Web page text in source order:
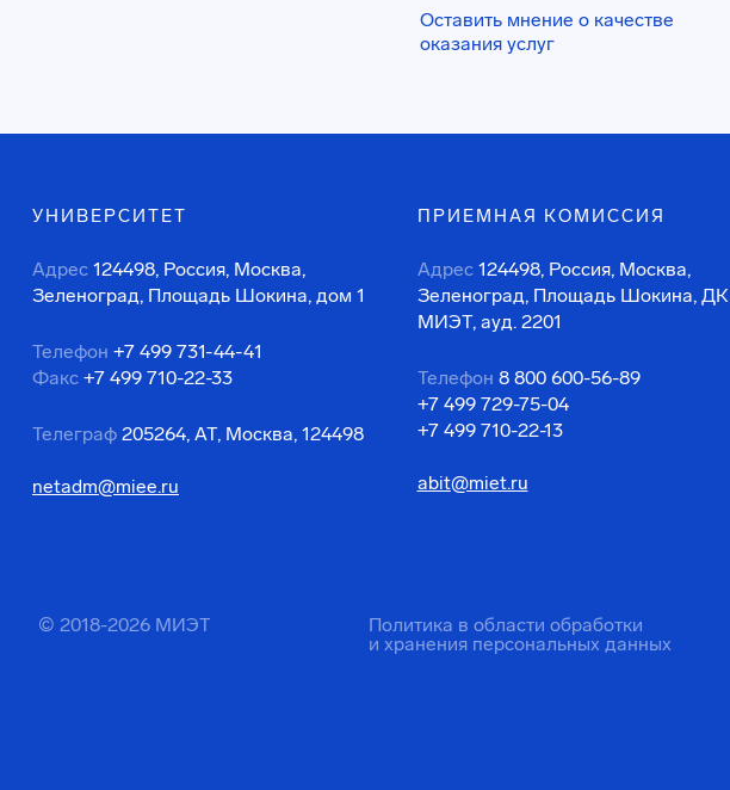
Оставить мнение о качестве
оказания услуг
УНИВЕРСИТЕТ
Адрес 124498, Россия, Москва,
Зеленоград, Площадь Шокина, дом 1
Телефон +7 499 731-44-41
Факс +7 499 710-22-33
Телеграф 205264, АТ, Москва, 124498
netadm@miee.ru
ПРИЕМНАЯ КОМИССИЯ
Адрес 124498, Россия, Москва,
Зеленоград, Площадь Шокина, ДК
МИЭТ, ауд. 2201
Телефон 8 800 600-56-89
+7 499 729-75-04
+7 499 710-22-13
abit@miet.ru
© 2018-2026 МИЭТ
Политика в области обработки
и хранения персональных данных